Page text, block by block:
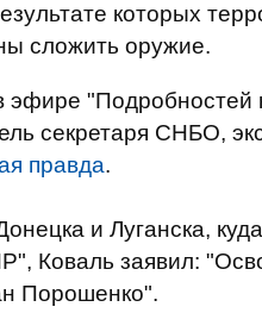
которых
сложить оружие.
эфире "Подробностей
секретаря СНБО,
правда.
и Луганска,
Коваль заявил:
Порошенко".